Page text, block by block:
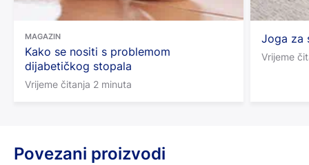
MAGAZIN
Kako se nositi s problemom
dijabetičkog stopala
Vrijeme čitanja 2 minuta
Joga za
Vrijeme
Povezani proizvodi